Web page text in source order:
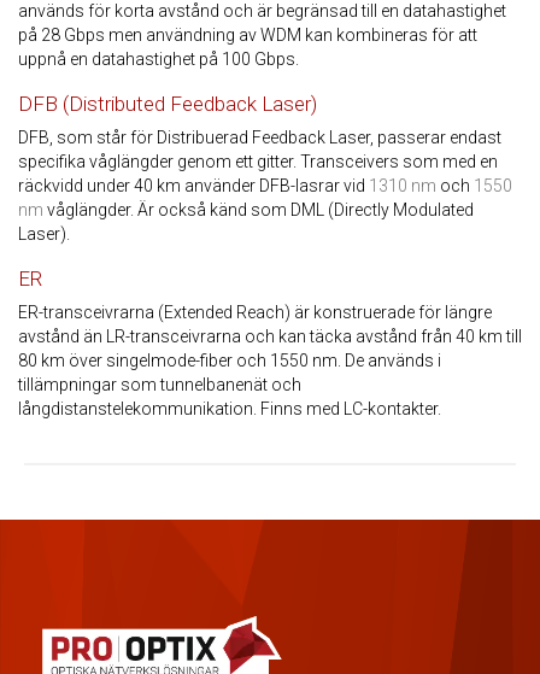
används för korta avstånd och är begränsad till en datahastighet
på 28 Gbps men användning av WDM kan kombineras för att
uppnå en datahastighet på 100 Gbps.
DFB (Distributed Feedback Laser)
DFB, som står för Distribuerad Feedback Laser, passerar endast
specifika våglängder genom ett gitter. Transceivers som med en
räckvidd under 40 km använder DFB-lasrar vid 1310 nm och 1550
nm våglängder. Är också känd som DML (Directly Modulated
Laser).
ER
ER-transceivrarna (Extended Reach) är konstruerade för längre
avstånd än LR-transceivrarna och kan täcka avstånd från 40 km till
80 km över singelmode-fiber och 1550 nm. De används i
tillämpningar som tunnelbanenät och
långdistanstelekommunikation. Finns med LC-kontakter.